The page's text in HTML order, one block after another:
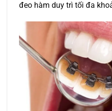
đeo hàm duy trì tối đa